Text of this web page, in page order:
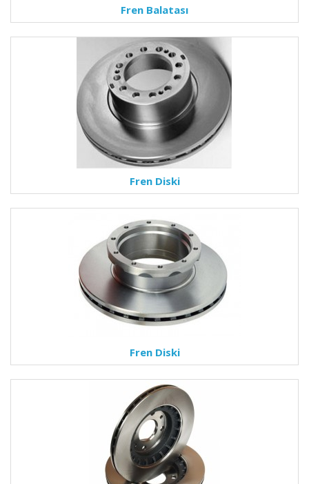
Fren Balatası
Fren Diski
Fren Diski